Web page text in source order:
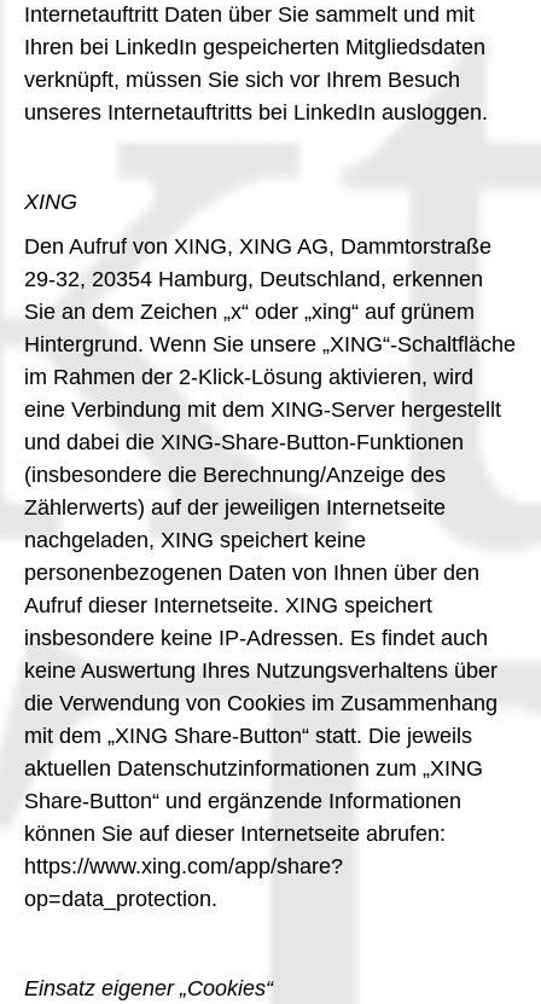
Internetauftritt Daten über Sie sammelt und mit
Ihren bei LinkedIn gespeicherten Mitgliedsdaten
verknüpft, müssen Sie sich vor Ihrem Besuch
unseres Internetauftritts bei LinkedIn ausloggen.
XING
Den Aufruf von XING, XING AG, Dammtorstraße
29-32, 20354 Hamburg, Deutschland, erkennen
Sie an dem Zeichen „x“ oder „xing“ auf grünem
Hintergrund. Wenn Sie unsere „XING“-Schaltfläche
im Rahmen der 2-Klick-Lösung aktivieren, wird
eine Verbindung mit dem XING-Server hergestellt
und dabei die XING-Share-Button-Funktionen
(insbesondere die Berechnung/Anzeige des
Zählerwerts) auf der jeweiligen Internetseite
nachgeladen, XING speichert keine
personenbezogenen Daten von Ihnen über den
Aufruf dieser Internetseite. XING speichert
insbesondere keine IP-Adressen. Es findet auch
keine Auswertung Ihres Nutzungsverhaltens über
die Verwendung von Cookies im Zusammenhang
mit dem „XING Share-Button“ statt. Die jeweils
aktuellen Datenschutzinformationen zum „XING
Share-Button“ und ergänzende Informationen
können Sie auf dieser Internetseite abrufen:
https://www.xing.com/app/share?
op=data_protection.
Einsatz eigener „Cookies“